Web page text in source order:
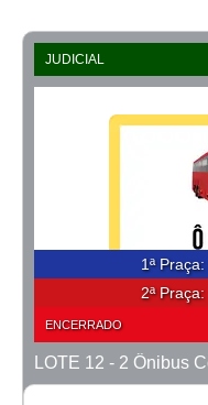
JUDICIAL
1ª Praça:
2ª Praça:
ENCERRADO